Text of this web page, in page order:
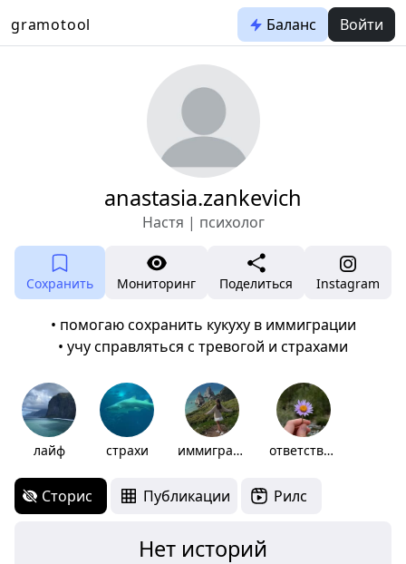
gramotool Баланс Войти
anastasia.zankevich
Настя | психолог
Сохранить Мониторинг Поделиться Instagram
• помогаю сохранить кукуху в иммиграции
• учу справляться с тревогой и страхами
лайф страхи иммиграция ответственность
Сторис Публикации Рилс
Нет историй